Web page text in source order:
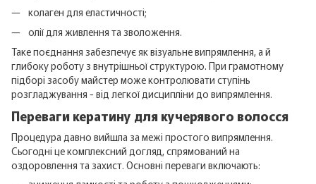
колаген для еластичності;
олії для живлення та зволоження.
Таке поєднання забезпечує як візуальне випрямлення, а й
глибоку роботу з внутрішньої структурою. При грамотному
підборі засобу майстер може контролювати ступінь
розгладжування - від легкої дисципліни до випрямлення.
Переваги кератину для кучерявого волосся
Процедура давно вийшла за межі простого випрямлення.
Сьогодні це комплексний догляд, спрямований на
оздоровлення та захист. Основні переваги включають: